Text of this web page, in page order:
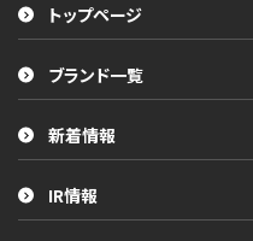
トップページ
ブランド一覧
新着情報
IR情報